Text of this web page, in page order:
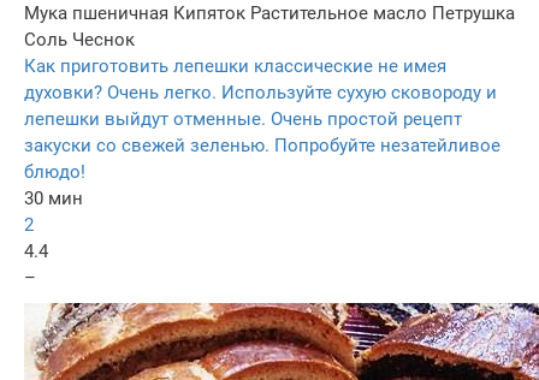
Мука пшеничная Кипяток Растительное масло Петрушка
Соль Чеснок
Как приготовить лепешки классические не имея
духовки? Очень легко. Используйте сухую сковороду и
лепешки выйдут отменные. Очень простой рецепт
закуски со свежей зеленью. Попробуйте незатейливое
блюдо!
30 мин
2
4.4
–